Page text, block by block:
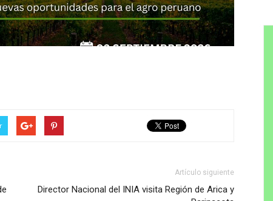
Artículo siguiente
Director Nacional del INIA visita Región de Arica y